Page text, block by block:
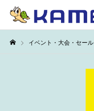
イベント・大会・セール